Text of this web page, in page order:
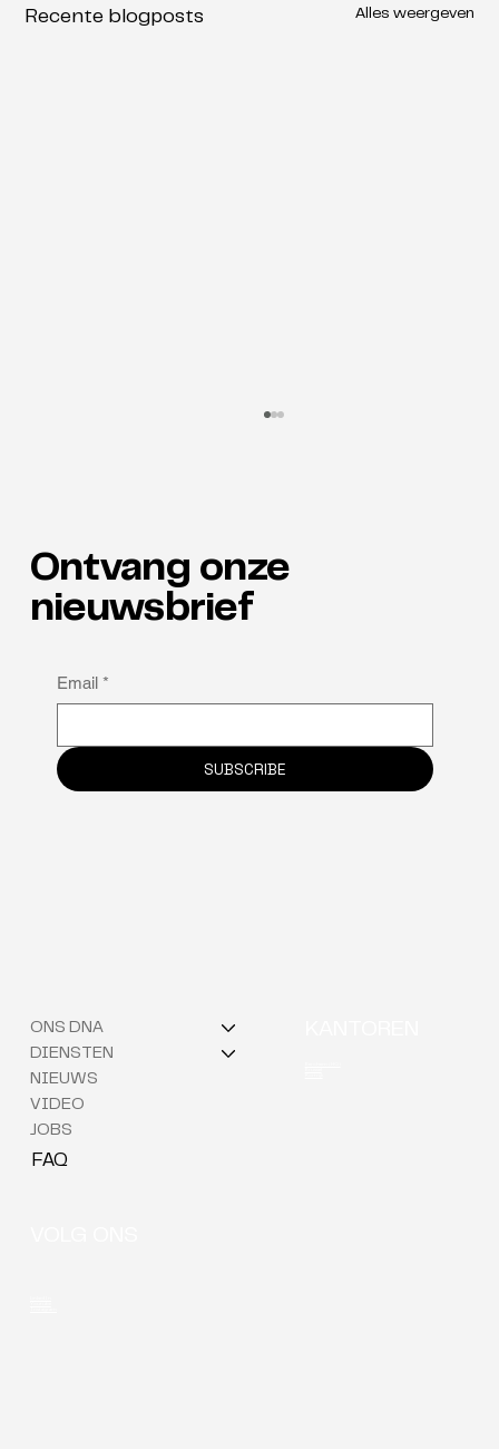
Recente blogposts Alles weergeven
Talenten in de spotlight
Ontvang onze
nieuwsbrief
Email *
SUBSCRIBE
ONS DNA
DIENSTEN
NIEUWS
VIDEO
JOBS
FAQ